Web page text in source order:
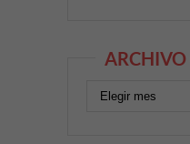
ARCHIVO